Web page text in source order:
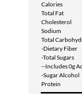
Calories
Total Fat
Cholesterol
Sodium
Total
-Dietary Fiber
-Total Sugars
--Includes 0g
-Sugar Alcohol
Protein